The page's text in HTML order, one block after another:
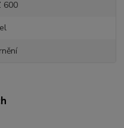
600